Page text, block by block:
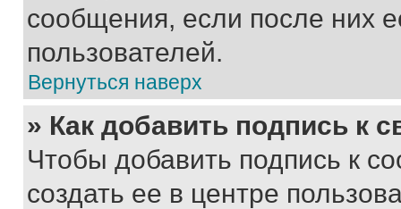
сообщения, если после них
пользователей.
Вернуться наверх
» Как добавить подпись к
Чтобы добавить подпись к
создать ее в центре